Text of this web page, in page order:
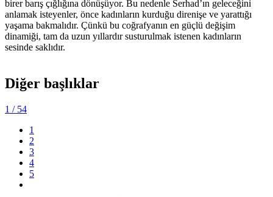
birer barış çığlığına dönüşüyor. Bu nedenle Serhad’ın geleceğini
anlamak isteyenler, önce kadınların kurduğu direnişe ve yarattığı
yaşama bakmalıdır. Çünkü bu coğrafyanın en güçlü değişim
dinamiği, tam da uzun yıllardır susturulmak istenen kadınların
sesinde saklıdır.
Diğer başlıklar
1 / 54
1
2
3
4
5